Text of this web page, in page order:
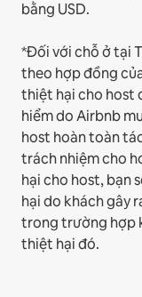
bằng USD.
*Đối với chỗ ở tại
theo hợp đồng
thiệt hại cho host
hiểm do Airbnb
host hoàn toàn
trách nhiệm cho
hại cho host, bạn
hại do khách gây
trong trường hợp
thiệt hại đó.